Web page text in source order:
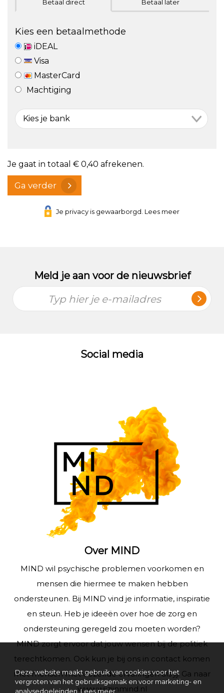
Betaal direct Betaal later
Kies een betaalmethode
iDEAL
Visa
MasterCard
Machtiging
Je gaat in totaal € 0,40 afrekenen.
Ga verder
Je privacy is gewaarborgd. Lees meer
Meld je aan voor de nieuwsbrief
Typ hier je e-mailadres
Social media
Over MIND
MIND wil psychische problemen voorkomen en
mensen die hiermee te maken hebben
ondersteunen. Bij MIND vind je informatie, inspiratie
en steun. Heb je ideeën over hoe de zorg en
ondersteuning geregeld zou moeten worden?
MIND zorgt ervoor dat jouw wensen bij de politiek
terechtkomen. Ook kun je bij ons in contact komen
met mensen met dezelfde ervaringen als jij. Ga naar
www.wijzijnmind.nl
Deze website maakt gebruik van cookies voor het
vergroten van het gebruiksgemak en voor marketing- en
analysedoeleinden.Lees meer